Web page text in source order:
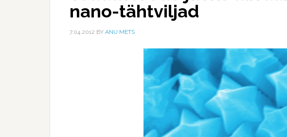
nano-tähtviljad
7.04.2012 BY ANU METS